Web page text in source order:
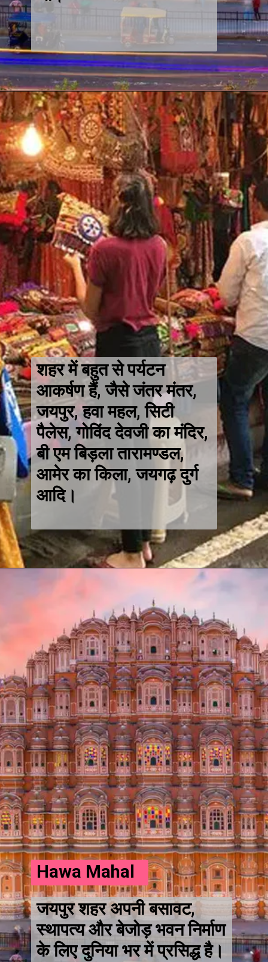
शहर में बहुत से पर्यटन
आकर्षण हैं, जैसे जंतर मंतर,
जयपुर, हवा महल, सिटी
पैलेस, गोविंद देवजी का मंदिर,
बी एम बिड़ला तारामण्डल,
आमेर का किला, जयगढ़ दुर्ग
आदि।
जयपुर शहर अपनी बसावट,
स्थापत्य और बेजोड़ भवन निर्माण
के लिए दुनिया भर में प्रसिद्ध है।
Hawa Mahal